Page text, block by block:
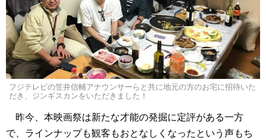
フジテレビの笠井信輔アナウンサーらと共に地元の方のお宅に招待いた
だき、ジンギスカンをいただきました！
昨今、本映画祭は新たな才能の発掘に定評がある一方
で、ラインナップも観客もおとなしくなったという声もち